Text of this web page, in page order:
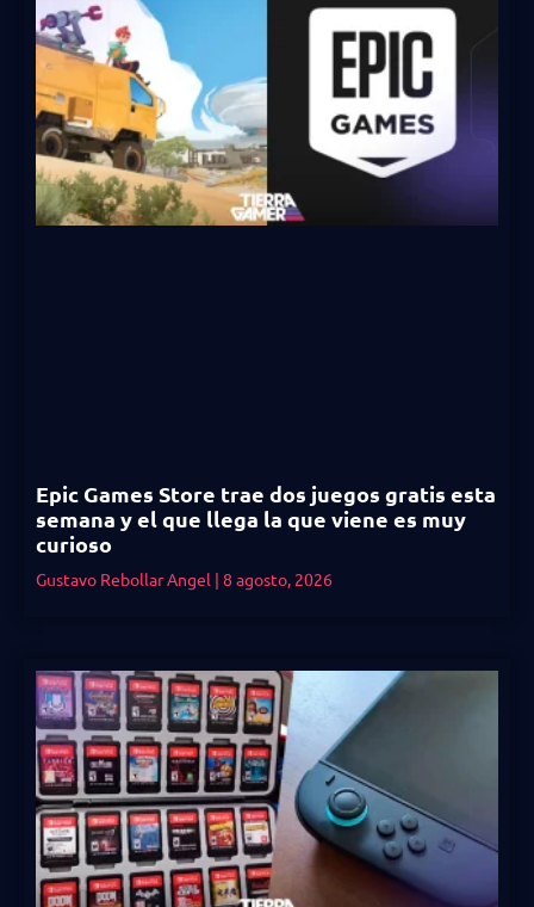
Epic Games Store trae dos juegos gratis esta
semana y el que llega la que viene es muy
curioso
Gustavo Rebollar Angel 8 agosto, 2026